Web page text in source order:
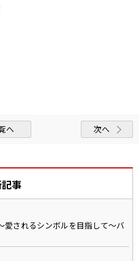
へ 次へ
事
愛されるシンボルを目指して～バ